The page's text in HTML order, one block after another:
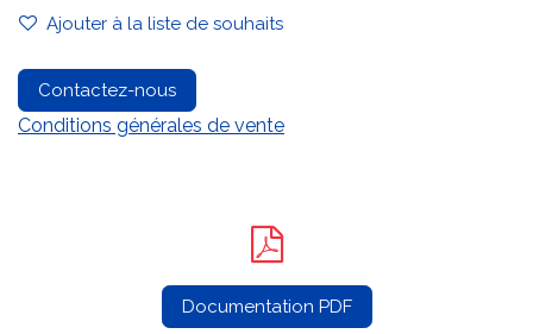
Ajouter à la liste de souhaits
Contactez-nous
Conditions générales de vente
Documentation PDF